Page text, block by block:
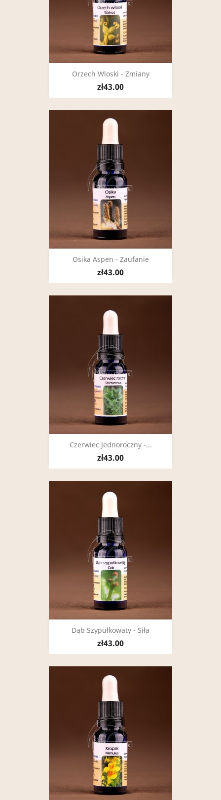
Orzech Wloski - Zmiany
zł43.00
Osika Aspen - Zaufanie
zł43.00
Czerwiec Jednoroczny -...
zł43.00
Dąb Szypułkowaty - Siła
zł43.00